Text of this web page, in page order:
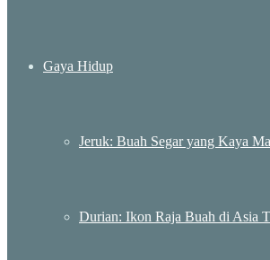
Gaya Hidup
Jeruk: Buah Segar yang Kaya
Durian: Ikon Raja Buah di Asia